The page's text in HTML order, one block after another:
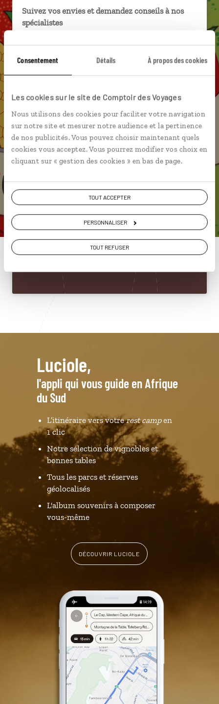
Consentement Détails À propos des cookies
Les cookies sur le site de Comptoir des Voyages
Nous utilisons des cookies pour faciliter votre navigation
sur notre site et mesurer notre audience et la pertinence
de nos publicités. Vous pouvez choisir maintenant quels
cookies vous acceptez. Vous pourrez modifier vos choix en
cliquant sur « gestion des cookies » en bas de page.
TOUT ACCEPTER
PERSONNALISER
TOUT REFUSER
Suivez vos envies et demandez conseils à nos
spécialistes
Ils sauront organiser votre itinéraire au plus
près de vos envies et de la réalité du pays.
Échangez en face à face ou depuis nos studios
téléphone.
Vous gardez le même interlocuteur avant,
pendant et après votre voyage.
ou
Construisez votre voyage avec un spécialiste Afrique
du Sud
01 53 10 97 61
Luciole,
l'appli qui vous guide en Afrique
du Sud
L’itinéraire vers votrerest campen
1 clic
Notre sélection de vignobles et
bonnes tables
Tous les parcs et réserves
géolocalisés
L'album souvenirs à composer
vous-même
DÉCOUVRIR LUCIOLE